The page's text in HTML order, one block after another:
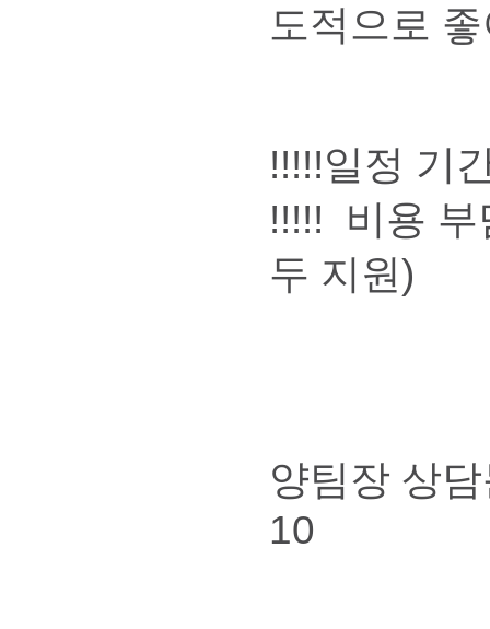
도적으로
!!!!!일정 기
!!!!! 비용 부
두 지원)
양팀장 상
10